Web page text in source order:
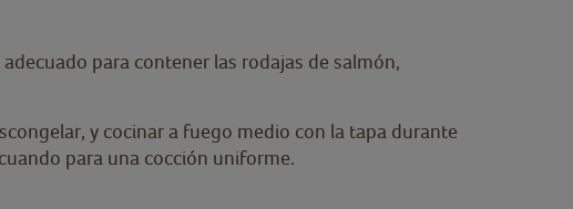
para contener las rodajas de salmón,
y cocinar a fuego medio con la tapa durante
para una cocción uniforme.